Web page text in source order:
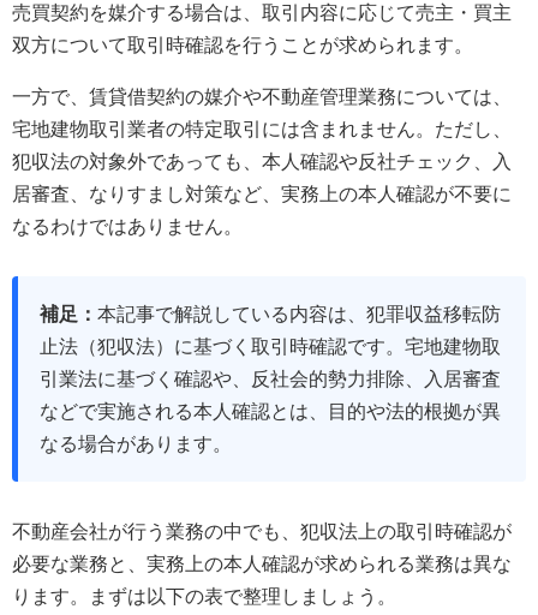
売買契約を媒介する場合は、取引内容に応じて売主・買主
双方について取引時確認を行うことが求められます。
一方で、賃貸借契約の媒介や不動産管理業務については、
宅地建物取引業者の特定取引には含まれません。ただし、
犯収法の対象外であっても、本人確認や反社チェック、入
居審査、なりすまし対策など、実務上の本人確認が不要に
なるわけではありません。
補足： 本記事で解説している内容は、犯罪収益移転防
止法（犯収法）に基づく取引時確認です。宅地建物取
引業法に基づく確認や、反社会的勢力排除、入居審査
などで実施される本人確認とは、目的や法的根拠が異
なる場合があります。
不動産会社が行う業務の中でも、犯収法上の取引時確認が
必要な業務と、実務上の本人確認が求められる業務は異な
ります。まずは以下の表で整理しましょう。